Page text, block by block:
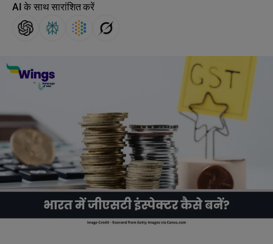
AI के साथ सारांशित करें